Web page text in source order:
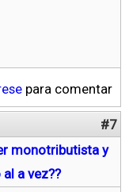
para comentar
#7
monotributista y
a vez??